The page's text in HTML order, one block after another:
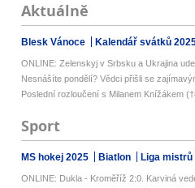
Aktuálně
Blesk Vánoce Kalendář svátků
ONLINE: Zelenskyj v Srbsku a Ukrajina
Nesnášíte pondělí? Vědci přišli se
Poslední rozloučení s Milanem Knížákem
Sport
MS hokej 2025 Biatlon Liga mistrů
ONLINE: Dukla - Kroměříž 2:0. Karviná